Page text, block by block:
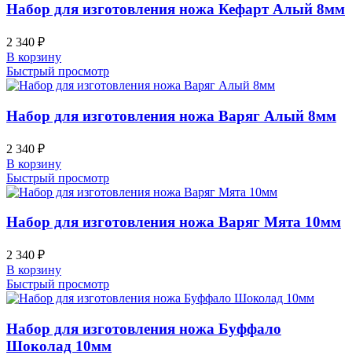
Набор для изготовления ножа Кефарт Алый 8мм
2 340 ₽
В корзину
Быстрый просмотр
Набор для изготовления ножа Варяг Алый 8мм
2 340 ₽
В корзину
Быстрый просмотр
Набор для изготовления ножа Варяг Мята 10мм
2 340 ₽
В корзину
Быстрый просмотр
Набор для изготовления ножа Буффало
Шоколад 10мм